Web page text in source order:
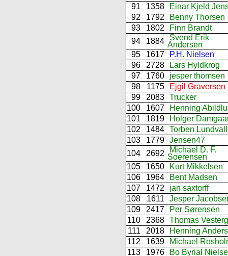
91
1358
Einar Kjeld
92
1792
Benny Thorsen
93
1802
Finn Brandt
94
1884
Svend Erik
Andersen
95
1617
P.H. Nielsen
96
2728
Lars Hyldkrog
97
1760
jesper thomsen
98
1175
Ejgil Graversen
99
2083 Trucker
100
1607
Henning
101
1819
Holger
102
1484 Torben Lundvall
103
1779 Jensen47
104
2692
Michael D. F.
Soerensen
105
1650
Kurt Mikkelsen
106
1964
Bent Madsen
107
1472
jan saxtorff
108
1611
Jesper
109
2417
Per Sørensen
110
2368 Thomas
111
2018
Henning
112
1639
Michael
113
1976
Bo Byrial